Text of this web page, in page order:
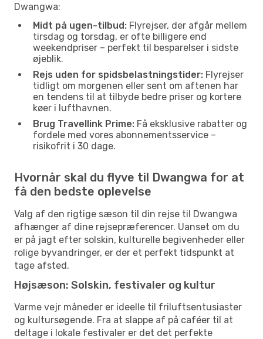
Dwangwa:
Midt på ugen-tilbud: Flyrejser, der afgår mellem
tirsdag og torsdag, er ofte billigere end
weekendpriser – perfekt til besparelser i sidste
øjeblik.
Rejs uden for spidsbelastningstider: Flyrejser
tidligt om morgenen eller sent om aftenen har
en tendens til at tilbyde bedre priser og kortere
køer i lufthavnen.
Brug Travellink Prime: Få eksklusive rabatter og
fordele med vores abonnementsservice –
risikofrit i 30 dage.
Hvornår skal du flyve til Dwangwa for at
få den bedste oplevelse
Valg af den rigtige sæson til din rejse til Dwangwa
afhænger af dine rejsepræferencer. Uanset om du
er på jagt efter solskin, kulturelle begivenheder eller
rolige byvandringer, er der et perfekt tidspunkt at
tage afsted.
Højsæson: Solskin, festivaler og kultur
Varme vejr måneder er ideelle til friluftsentusiaster
og kultursøgende. Fra at slappe af på caféer til at
deltage i lokale festivaler er det det perfekte